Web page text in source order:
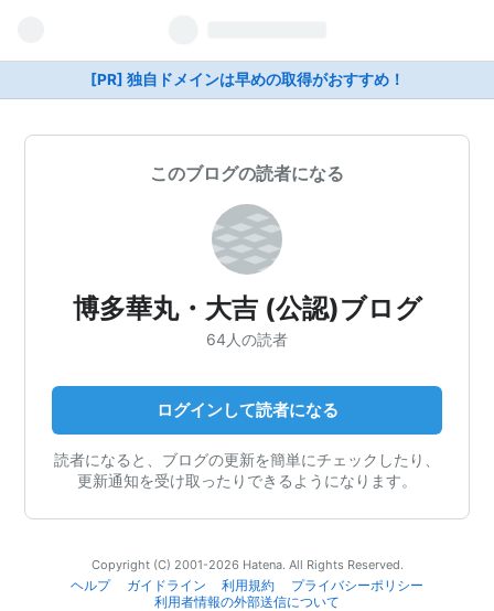
[PR] 独自ドメインは早めの取得がおすすめ！
このブログの読者になる
博多華丸・大吉 (公認)ブログ
64人の読者
ログインして読者になる
読者になると、ブログの更新を簡単にチェックしたり、
更新通知を受け取ったりできるようになります。
Copyright (C) 2001-2026 Hatena. All Rights Reserved.
ヘルプ
ガイドライン 利用規約
プライバシーポリシー
利用者情報の外部送信について